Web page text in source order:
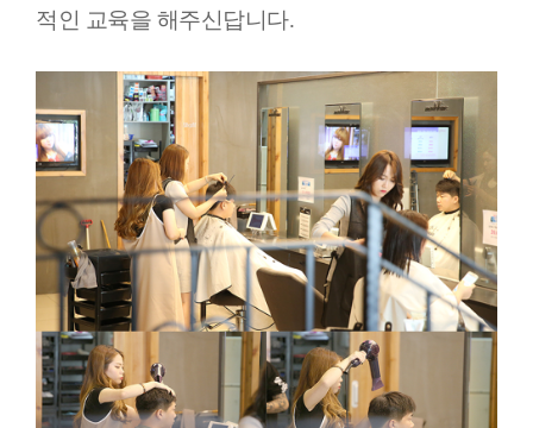
적인 교육을 해주신답니다.